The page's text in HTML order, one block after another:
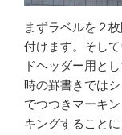
まずラベルを２
付けます。そし
ドヘッダー用と
時の罫書きでは
でつつきマーキ
キングすること